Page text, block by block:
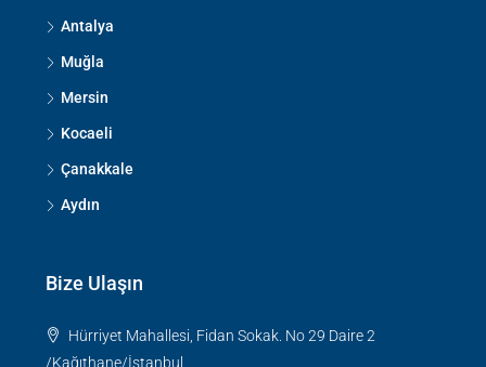
Antalya
Muğla
Mersin
Kocaeli
Çanakkale
Aydın
Bize Ulaşın
Hürriyet Mahallesi, Fidan Sokak. No 29 Daire 2
/Kağıthane/İstanbul